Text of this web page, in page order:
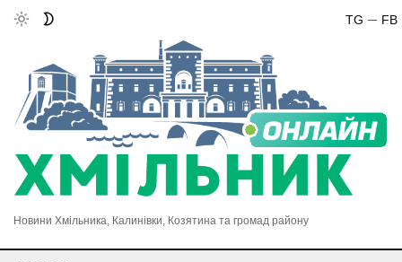
FB
TG
Новини Хмільника, Калинівки, Козятина та громад району